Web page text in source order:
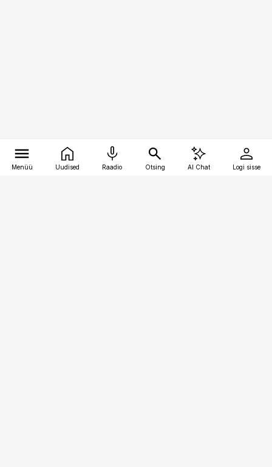
Menüü Uudised Raadio Otsing AI Chat Logi sisse